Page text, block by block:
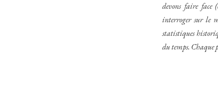
devons faire
interroger sur le
statistiques
du temps.